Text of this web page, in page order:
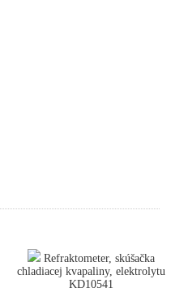
Refraktometer, skúšačka
chladiacej kvapaliny, elektrolytu
KD10541